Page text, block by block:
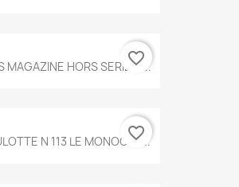
MAGAZINE HORS SERIE N...
favorite_border
N 113 LE MONOCLE...
favorite_border